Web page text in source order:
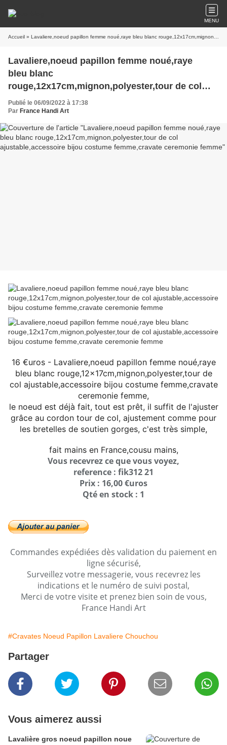
MENU
Accueil » Lavaliere,noeud papillon femme noué,raye bleu blanc rouge,12x17cm,mignon,polyester,tour de col ajustable,accessoire bijou costume femme,cravate ceremonie femme
Lavaliere,noeud papillon femme noué,raye
bleu blanc
rouge,12x17cm,mignon,polyester,tour de col
ajustable,accessoire bijou costume
femme,cravate ceremonie femme
Publié le 06/09/2022 à 17:38
Par France Handi Art
16 €uros - Lavaliere,noeud papillon femme noué,raye
bleu blanc rouge,12x17cm,mignon,polyester,tour de
col ajustable,accessoire bijou costume femme,cravate
ceremonie femme,
le noeud est déjà fait, tout est prêt, il suffit de l'ajuster
grâce au cordon tour de col, ajustement comme pour
les bretelles de soutien gorges, c'est très simple,
fait mains en France,cousu mains,
Vous recevrez ce que vous voyez,
reference : fik312 21
Prix : 16,00 €uros
Qté en stock : 1
Commandes expédiées dès validation du paiement en
ligne sécurisé,
Surveillez votre messagerie, vous recevrez les
indications et le numéro de suivi postal,
Merci de votre visite et prenez bien soin de vous,
France Handi Art
#Cravates Noeud Papillon Lavaliere Chouchou
Partager
Vous aimerez aussi
Lavalière gros noeud papillon noue